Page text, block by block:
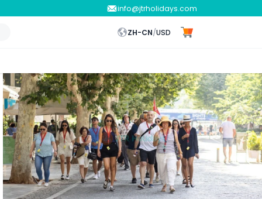
info@jtrholidays.com
ZH-CN/USD